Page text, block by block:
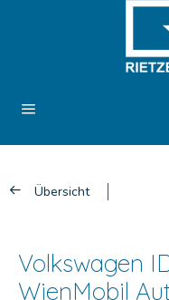
Übersicht
Volkswagen
WienMobil